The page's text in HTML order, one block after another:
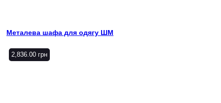
Металева шафа для одягу ШМ
2,836.00 грн